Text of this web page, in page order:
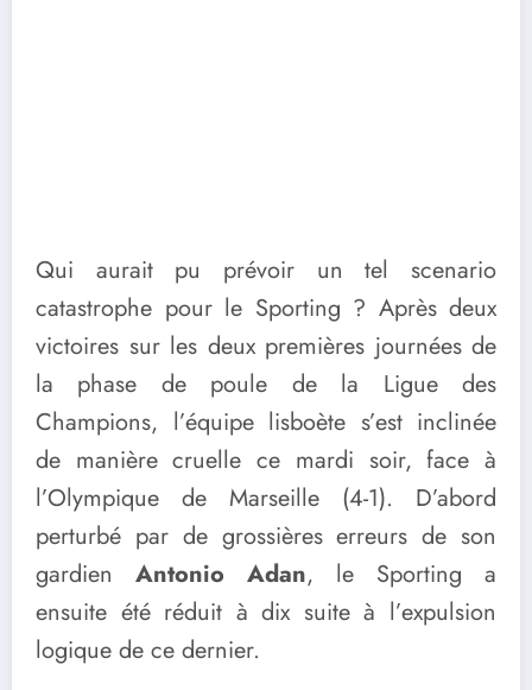
Qui aurait pu prévoir un tel scenario
catastrophe pour le Sporting ? Après deux
victoires sur les deux premières journées de
la phase de poule de la Ligue des
Champions, l’équipe lisboète s’est inclinée
de manière cruelle ce mardi soir, face à
l’Olympique de Marseille (4-1). D’abord
perturbé par de grossières erreurs de son
gardien Antonio Adan, le Sporting a
ensuite été réduit à dix suite à l’expulsion
logique de ce dernier.